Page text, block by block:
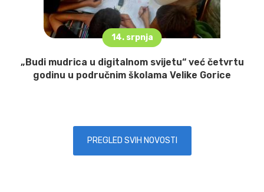
14. srpnja
„Budi mudrica u digitalnom svijetu“ već četvrtu
godinu u područnim školama Velike Gorice
PREGLED SVIH NOVOSTI